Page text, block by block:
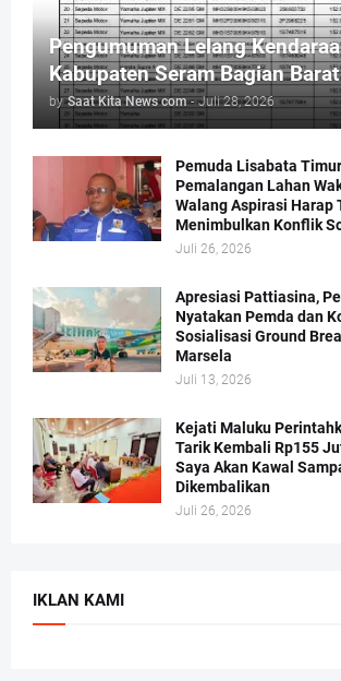
Pengumuman Lelang
Kabupaten Seram Bagian Barat
by Saat Kita News com - Juli 28, 2026
Pemuda Lisabata
Pemalangan Lahan
Walang Aspirasi Harap
Menimbulkan Konflik
Juli 26, 2026
Apresiasi Pattiasina,
Nyatakan Pemda dan
Sosialisasi Ground
Marsela
Juli 13, 2026
Kejati Maluku
Tarik Kembali Rp155
Saya Akan Kawal
Dikembalikan
Juli 26, 2026
IKLAN KAMI